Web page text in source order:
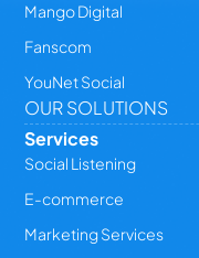
Mango Digital
Fanscom
YouNet Social
OUR SOLUTIONS
Services
Social Listening
E-commerce
Marketing Services